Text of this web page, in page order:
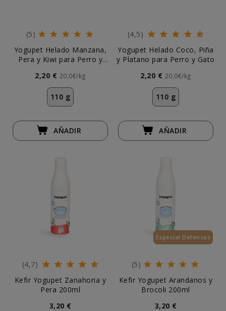
(5)
Yogupet Helado Manzana,
Pera y Kiwi para Perro y
2,20 € 20,0€/kg
110 g
AÑADIR
(4,5)
Yogupet Helado Coco, Piña
y Platano para Perro y Gato
2,20 € 20,0€/kg
110 g
AÑADIR
(4,7)
Kefir Yogupet Zanahoria y
Pera 200ml
3,20 €
Especial Defensas
(5)
Kefir Yogupet Arandanos y
Brocoli 200ml
3,20 €